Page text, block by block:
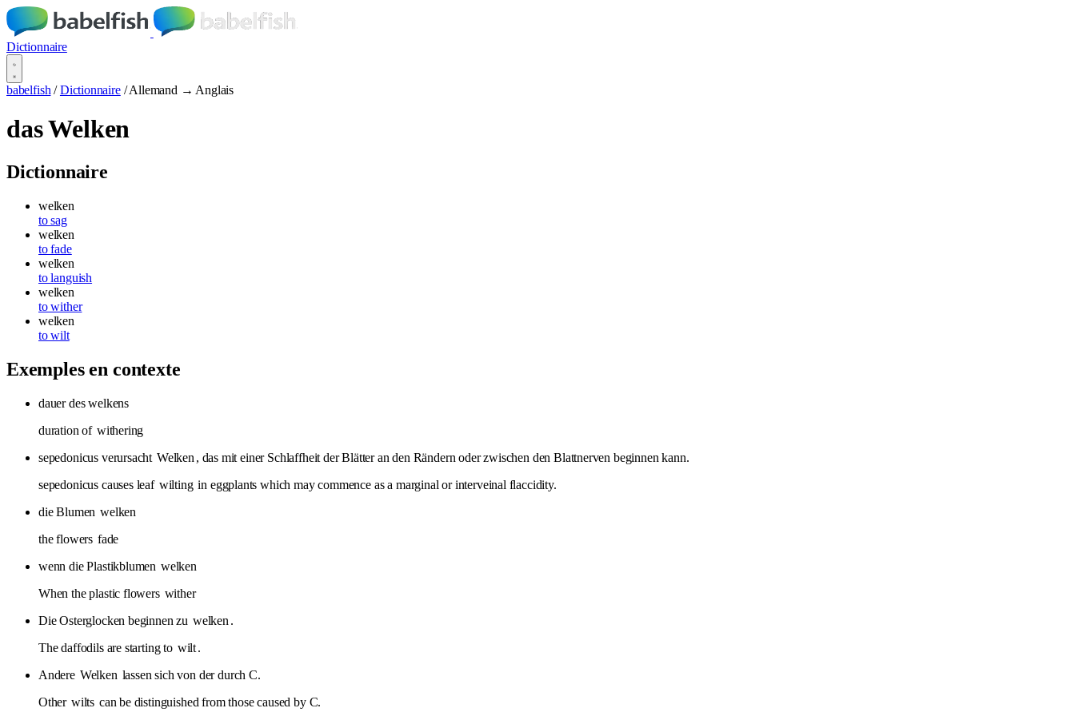
Dictionnaire
babelfish / Dictionnaire / Allemand → Anglais
das Welken
Dictionnaire
welken
to sag
welken
to fade
welken
to languish
welken
to wither
welken
to wilt
Exemples en contexte
dauer des welkens
duration of withering
sepedonicus verursacht Welken , das mit einer Schlaffheit der Blätter an den Rändern oder zwischen den Blattnerven beginnen kann.
sepedonicus causes leaf wilting in eggplants which may commence as a marginal or interveinal flaccidity.
die Blumen welken
the flowers fade
wenn die Plastikblumen welken
When the plastic flowers wither
Die Osterglocken beginnen zu welken .
The daffodils are starting to wilt.
Andere Welken lassen sich von der durch C.
Other wilts can be distinguished from those caused by C.